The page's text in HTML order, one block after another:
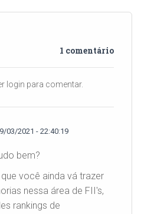
1 comentário
login para comentar.
03/2021 - 22:40:19
bem?
você ainda vá trazer
nessa área de FII's,
rankings de